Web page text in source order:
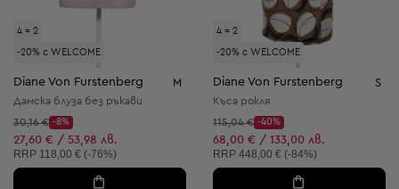
4 = 2
-20% с WELCOME
Diane Von Furstenberg M
Дамска блуза без ръкави
Начална цена:
30,16 €
Discount Price:
-8%
Намалена цена:
27,60 € / 53,98 лв.
Препоръчителна цена:
RRP 118,00 € (-76%)
4 = 2
-20% с WELCOME
Diane Von Furstenberg S
Къса рокля
Начална цена:
115,04 €
Discount Price:
-40%
Намалена цена:
68,00 € / 133,00 лв.
Препоръчителна цена:
RRP 448,00 € (-84%)